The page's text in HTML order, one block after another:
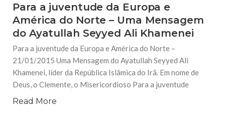
Para a juventude da Europa e
América do Norte – Uma Mensagem
do Ayatullah Seyyed Ali Khamenei
Para a juventude da Europa e América do Norte –
21/01/2015 Uma Mensagem do Ayatullah Seyyed Ali
Khamenei, líder da República Islâmica do Irã. Em nome de
Deus, o Clemente, o Misericordioso Para a juventude
Read More